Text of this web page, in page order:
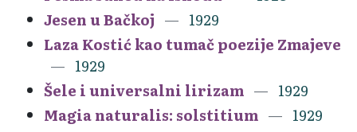
Jesen u Bačkoj
1929
Laza Kostić kao tumač poezije Zmajeve
1929
Šele i universalni lirizam
1929
Magia naturalis: solstitium
1929